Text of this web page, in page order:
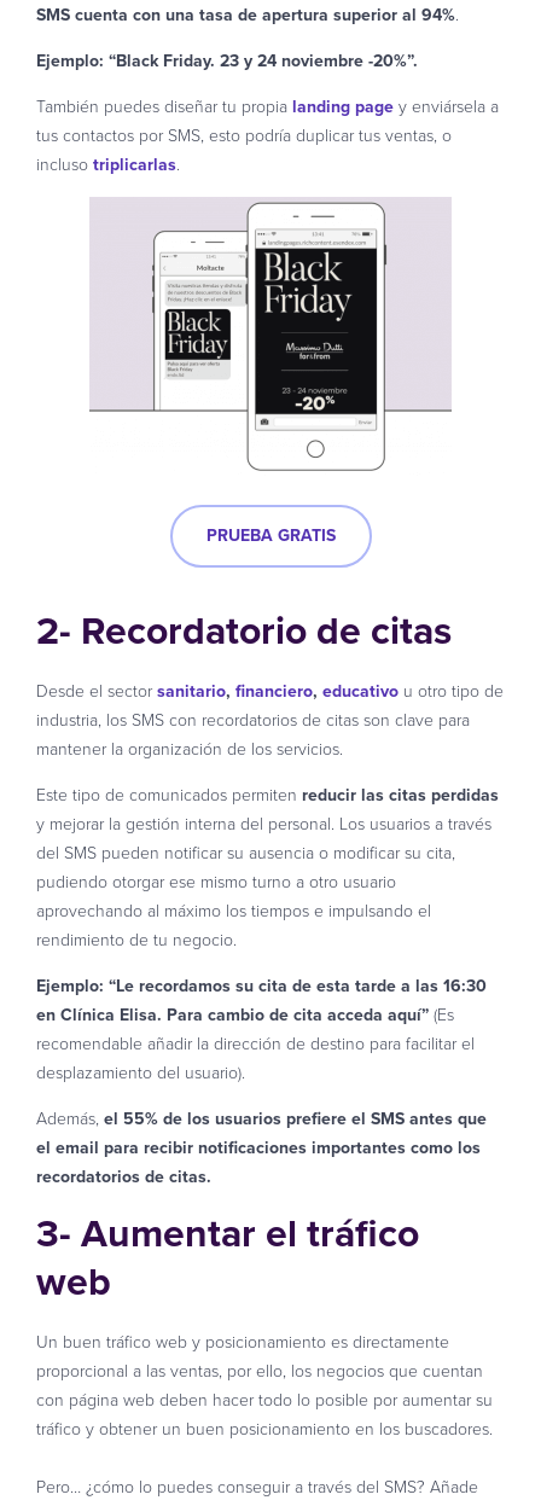
SMS cuenta con una tasa de apertura superior al 94%.
Ejemplo: “Black Friday. 23 y 24 noviembre -20%”.
También puedes diseñar tu propialanding pagey enviársela a
tus contactos por SMS, esto podría duplicar tus ventas, o
inclusotriplicarlas.
PRUEBA GRATIS
2- Recordatorio de citas
Desde el sectorsanitario, financiero, educativo u otro tipo de
industria, los SMS con recordatorios de citas son clave para
mantener la organización de los servicios.
Este tipo de comunicados permiten reducir las citas perdidas
y mejorar la gestión interna del personal. Los usuarios a través
del SMS pueden notificar su ausencia o modificar su cita,
pudiendo otorgar ese mismo turno a otro usuario
aprovechando al máximo los tiempos e impulsando el
rendimiento de tu negocio.
Ejemplo: “Le recordamos su cita de esta tarde a las 16:30
en Clínica Elisa. Para cambio de cita acceda aquí”(Es
recomendable añadir la dirección de destino para facilitar el
desplazamiento del usuario).
Además,el 55% de los usuarios prefiere el SMS antes que
el email para recibir notificaciones importantes como los
recordatorios de citas.
3- Aumentar el tráfico
web
Un buen tráfico web y posicionamiento es directamente
proporcional a las ventas, por ello, los negocios que cuentan
con página web deben hacer todo lo posible por aumentar su
tráfico y obtener un buen posicionamiento en los buscadores.
Pero… ¿cómo lo puedes conseguir a través del SMS? Añade